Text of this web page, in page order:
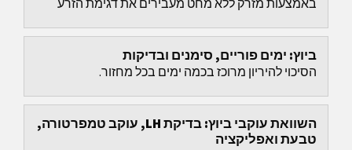
באמצעות מזרק ללא מחט מעבירים את דגימת הזרע
ביוץ: ימים פוריים, סימנים ובדיקות
הסיכוי להיריון מרוכז בכמה ימים בכל מחזור.
השוואת עוקבי ביוץ: בדיקת LH, עוקב טמפרטורה,
טבעת ואפליקציה